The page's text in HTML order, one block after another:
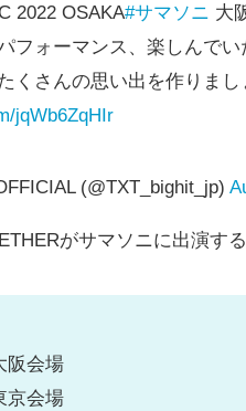
2022 OSAKA#サマソニ 大
フォーマンス、楽しんで
くさんの思い出を作りまし
jqWb6ZqHIr
(@TXT_bighit_jp)
がサマソニに出演す
会場
会場